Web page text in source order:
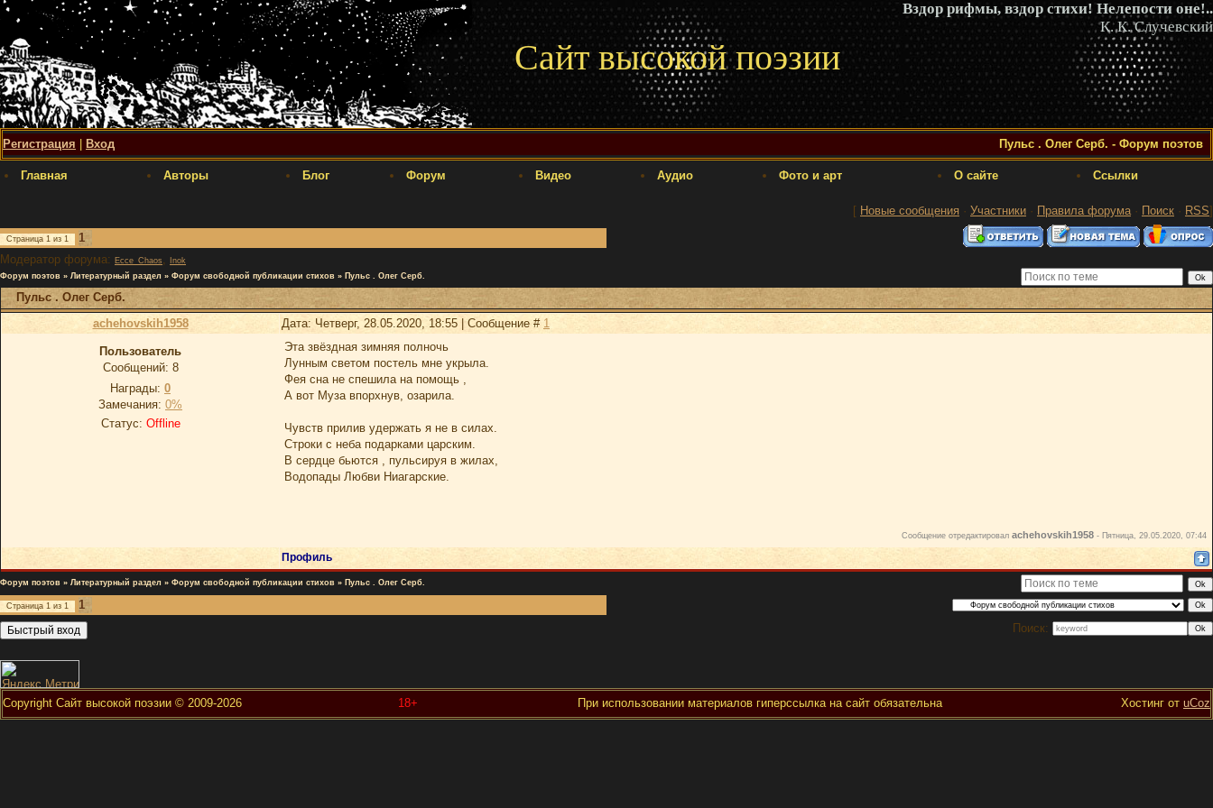
Вздор рифмы, вздор стихи! Нелепости оне!..
К. К. Случевский
Сайт высокой поэзии
Регистрация Вход Пульс . Олег Серб. - Форум поэтов
Главная Авторы Блог Форум Видео Аудио Фото и арт О сайте Ссылки
[ Новые сообщения · Участники · Правила форума· Поиск · RSS]
Страница 1 из 1
1
Модератор форума: Ecce_Chaos ,
Inok
Форум поэтов » Литературный раздел » Форум свободной публикации стихов » Пульс . Олег Серб.
Пульс . Олег Серб.
achehovskih1958
Дата: Четверг, 28.05.2020, 18:55 | Сообщение # 1
Пользователь
Сообщений: 8
Награды: 0
Замечания: 0%
Статус: Offline
Эта звёздная зимняя полночь
Лунным светом постель мне укрыла.
Фея сна не спешила на помощь ,
А вот Муза впорхнув, озарила.
Чувств прилив удержать я не в силах.
Строки с неба подарками царским.
В сердце бьются , пульсируя в жилах,
Водопады Любви Ниагарские.
Сообщение отредактировал achehovskih1958 - Пятница, 29.05.2020, 07:44
Профиль
Форум поэтов » Литературный раздел » Форум свободной публикации стихов » Пульс . Олег Серб.
Страница 1 из 1
1
Поиск:
Copyright Сайт высокой поэзии © 2009-2026 18+ При использовании материалов гиперссылка на сайт обязательна Хостинг от uCoz